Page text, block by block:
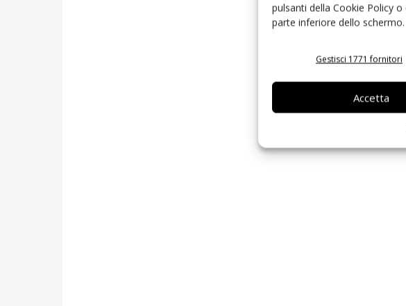
pulsanti della Cookie Policy
parte inferiore dello schermo.
Gestisci 1771 fornitori
Accetta